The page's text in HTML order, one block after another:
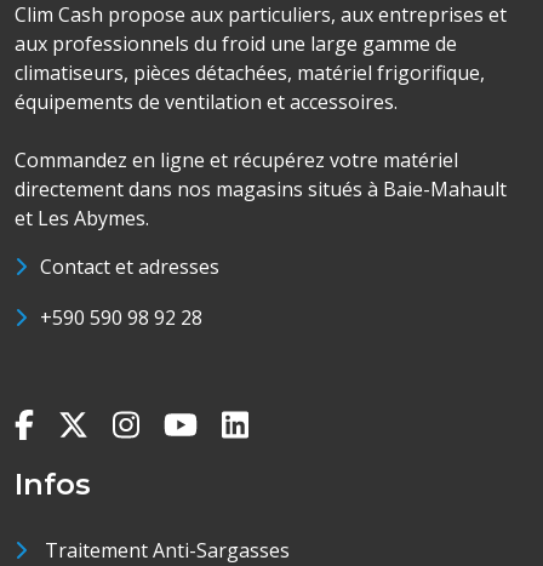
Clim Cash propose aux particuliers, aux entreprises et
aux professionnels du froid une large gamme de
climatiseurs, pièces détachées, matériel frigorifique,
équipements de ventilation et accessoires.
Commandez en ligne et récupérez votre matériel
directement dans nos magasins situés à Baie-Mahault
et Les Abymes.
Contact et adresses
+590 590 98 92 28
Infos
Traitement Anti-Sargasses